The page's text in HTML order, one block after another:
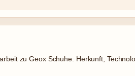
zu Geox Schuhe: Herkunft,